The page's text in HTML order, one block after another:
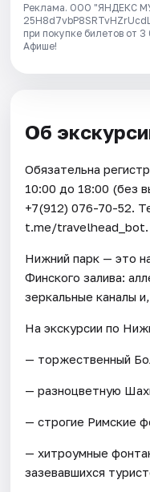
Реклама. ООО "ЯНДЕКС
при покупке билетов от
Афише!
Об
Обязательна
10:00 до 18:00 (без
+7(912) 076-70-52.
t.me/travelhead_bot.
Нижний парк — это
Финского залива:
зеркальные каналы
На экскурсии по
— торжественный
— разноцветную
— строгие Римские
— хитроумные
зазевавшихся